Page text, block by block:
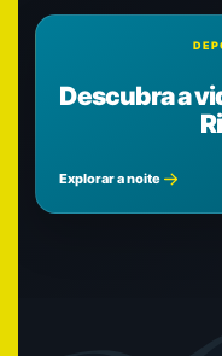
Descubra a
Explorar a noite